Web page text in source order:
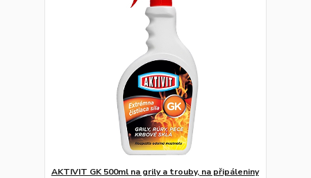
AKTIVIT GK 500ml na grily a trouby, na připáleniny